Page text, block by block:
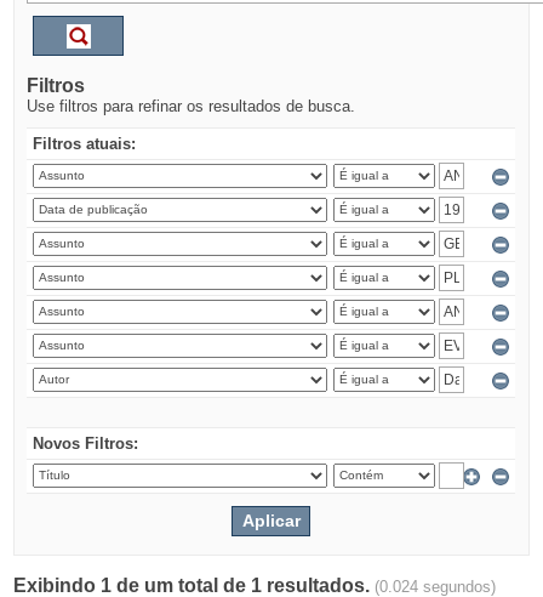
Filtros
Use filtros para refinar os resultados de busca.
Filtros atuais:
Novos Filtros:
Exibindo 1 de um total de 1 resultados. (0.024 segundos)